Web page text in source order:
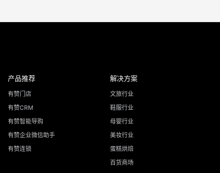
产品推荐
有赞门店
有赞CRM
有赞智能导购
有赞企业微信助手
有赞连锁
解决方案
文旅行业
鞋服行业
母婴行业
美妆行业
蛋糕烘焙
百货商场